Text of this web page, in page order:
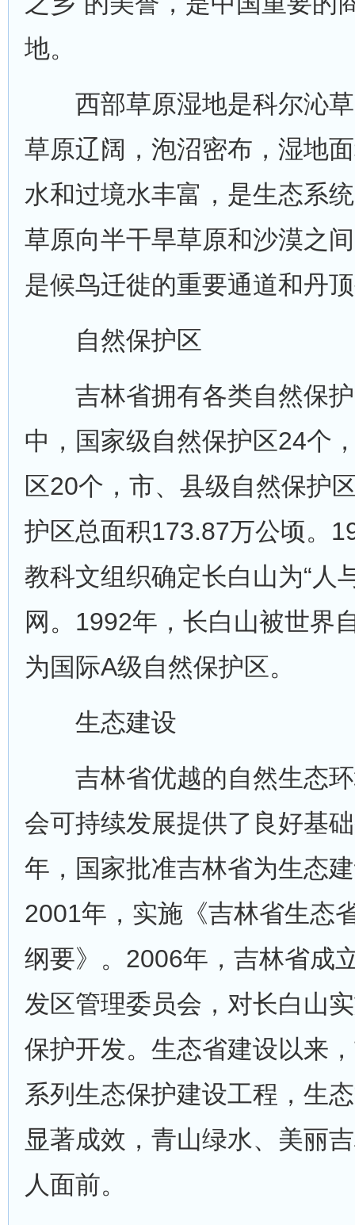
地。
西部草原湿地是科尔沁草
草原辽阔，泡沼密布，湿地
水和过境水丰富，是生态系
草原向半干旱草原和沙漠之
是候鸟迁徙的重要通道和丹
自然保护区
吉林省拥有各类自然保护
中，国家级自然保护区24个
区20个，市、县级自然保护
护区总面积173.87万公顷。
教科文组织确定长白山为“人
网。1992年，长白山被世界
为国际A级自然保护区。
生态建设
吉林省优越的自然生态环
会可持续发展提供了良好基
年，国家批准吉林省为生态
2001年，实施《吉林省生态
纲要》。2006年，吉林省成
发区管理委员会，对长白山
保护开发。生态省建设以来
系列生态保护建设工程，生
显著成效，青山绿水、美丽
人面前。